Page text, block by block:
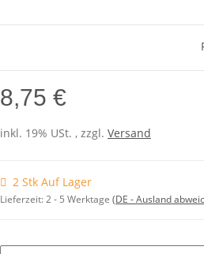
8,75 €
inkl. 19% USt. , zzgl. Versand
2 Stk Auf Lager
Lieferzeit:2 - 5 Werktage (DE - Ausland